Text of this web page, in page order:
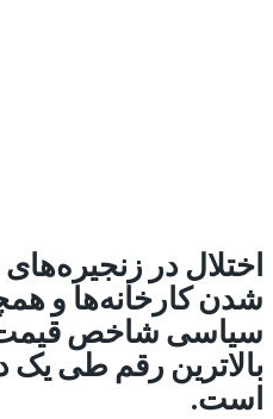
اختلال در
شدن کارخانه‌ها و
سیاسی شاخص قیمت
بالاترین رقم طی
است.